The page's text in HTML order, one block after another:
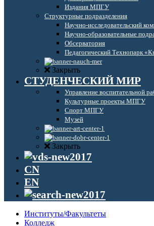
Издания МПГУ
Структурные подразделения
Научно-исследовательский
Научно-образовательные
Обсерватория
Педагогический Технопарк
Закрыть
СТУДЕНЧЕСКИЙ МИР
Управление воспитательной
Культурные проекты МПГУ
Спорт МПГУ
Музей
Закрыть
CN
EN
Институты/Факультеты
Колледж